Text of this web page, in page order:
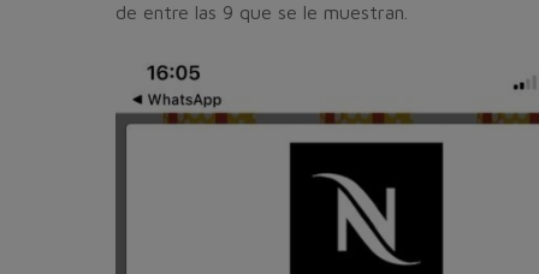
de entre las 9 que se le muestran.